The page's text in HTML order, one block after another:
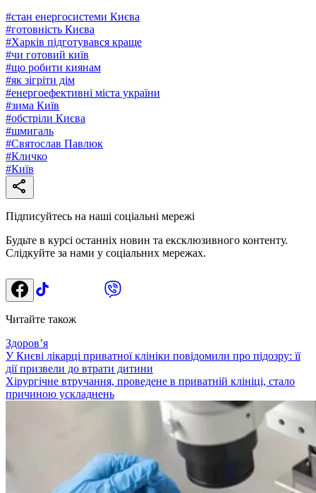
#стан енергосистеми Києва
#готовність Києва
#Харків підготувався краще
#чи готовий київ
#що робити киянам
#як зігріти дім
#енергоефективні міста україни
#зима Київ
#обстріли Києва
#шмигаль
#Святослав Павлюк
#Кличко
#Київ
Підписуйтесь на наші соціальні мережі
Будьте в курсі останніх новин та ексклюзивного контенту.
Слідкуйте за нами у соціальних мережах.
Читайте також
Здоровʼя
У Києві лікарці приватної клініки повідомили про підозру: її
дії призвели до втрати дитини
Хірургічне втручання, проведене в приватній клініці, стало
причиною ускладнень